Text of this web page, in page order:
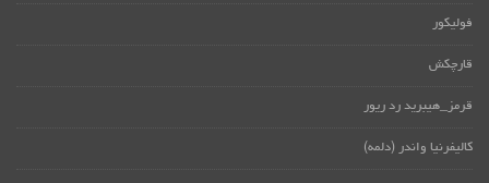
فولیکور
قارچکش
قرمز_هیبرید رد ریور
کالیفرنیا واندر (دلمه)